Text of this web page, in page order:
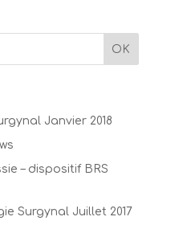
Janvier 2018
– dispositif BRS
Surgynal Juillet 2017